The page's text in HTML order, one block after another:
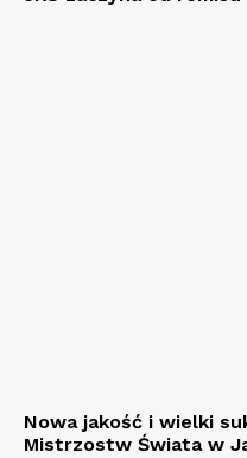
Nowa jakość i wielki
Mistrzostw Świata w